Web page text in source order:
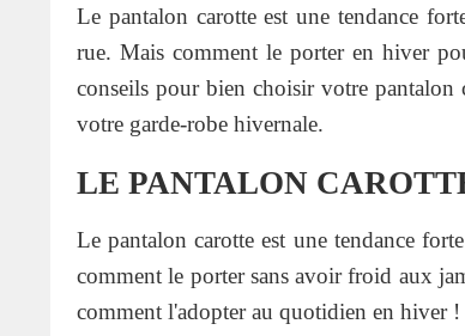
Le pantalon carotte est une tendance
rue. Mais comment le porter en hiver
conseils pour bien choisir votre pantalon
votre garde-robe hivernale.
LE PANTALON
Le pantalon carotte est une tendance
comment le porter sans avoir froid aux
comment l'adopter au quotidien en hiver !